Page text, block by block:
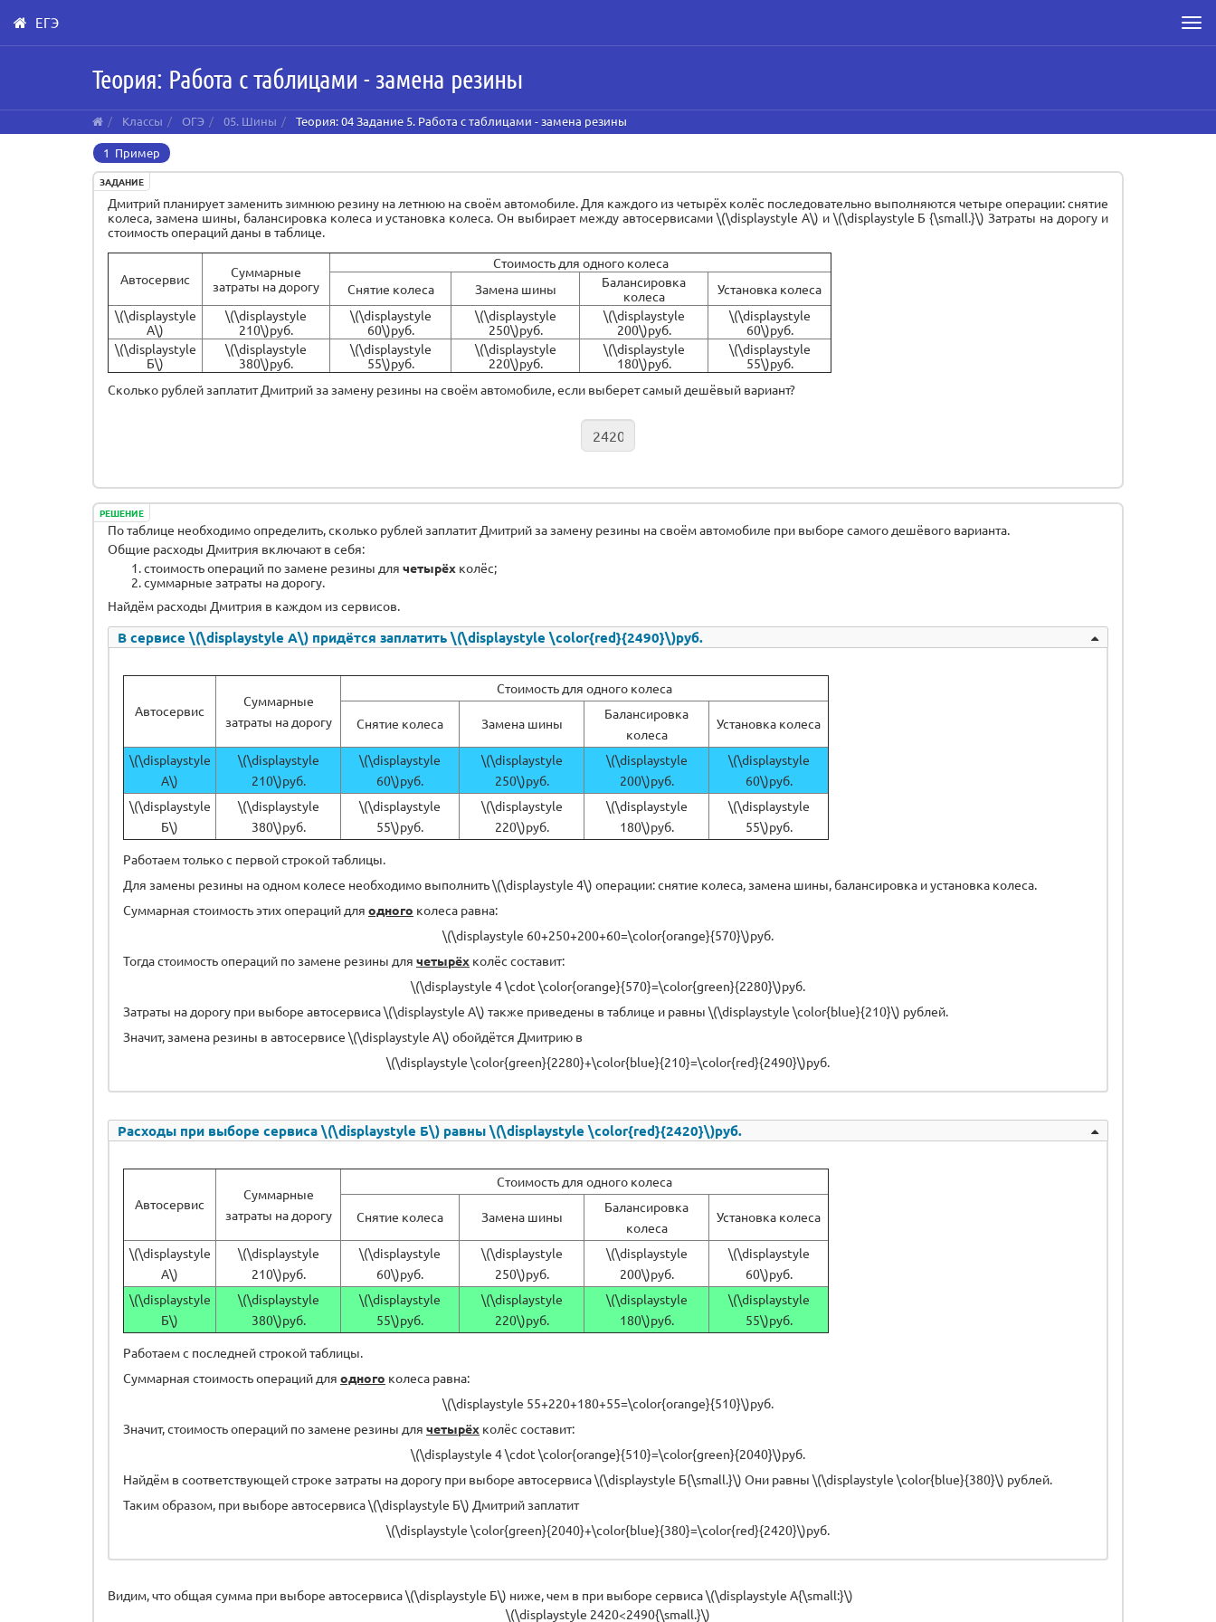
content
ЕГЭ
Теория: Работа с таблицами - замена резины
Классы ОГЭ 05. Шины Теория: 04 Задание 5. Работа с таблицами - замена резины
1 Пример
ЗАДАНИЕ
Дмитрий планирует заменить зимнюю резину на летнюю на своём автомобиле. Для каждого из четырёх колёс последовательно выполняются четыре операции: снятие
колеса, замена шины, балансировка колеса и установка колеса. Он выбирает между автосервисами \(\displaystyle А\) и \(\displaystyle Б {\small.}\) Затраты на дорогу и
стоимость операций даны в таблице.
Автосервис
Суммарные
затраты на дорогу
Стоимость для одного колеса
Снятие колеса
Замена шины
Балансировка
колеса
Установка колеса
\(\displaystyle
А\)
\(\displaystyle
210\)руб.
\(\displaystyle
60\)руб.
\(\displaystyle
250\)руб.
\(\displaystyle
200\)руб.
\(\displaystyle
60\)руб.
\(\displaystyle
Б\)
\(\displaystyle
380\)руб.
\(\displaystyle
55\)руб.
\(\displaystyle
220\)руб.
\(\displaystyle
180\)руб.
\(\displaystyle
55\)руб.
Сколько рублей заплатит Дмитрий за замену резины на своём автомобиле, если выберет самый дешёвый вариант?
РЕШЕНИЕ
По таблице необходимо определить, сколько рублей заплатит Дмитрий за замену резины на своём автомобиле при выборе самого дешёвого варианта.
Общие расходы Дмитрия включают в себя:
стоимость операций по замене резины для четырёх колёс;
суммарные затраты на дорогу.
Найдём расходы Дмитрия в каждом из сервисов.
В сервисе \(\displaystyle А\) придётся заплатить \(\displaystyle \color{red}{2490}\)руб.
Автосервис
Суммарные
затраты на дорогу
Стоимость для одного колеса
Снятие колеса Замена шины
Балансировка
колеса
Установка колеса
\(\displaystyle
А\)
\(\displaystyle
210\)руб.
\(\displaystyle
60\)руб.
\(\displaystyle
250\)руб.
\(\displaystyle
200\)руб.
\(\displaystyle
60\)руб.
\(\displaystyle
Б\)
\(\displaystyle
380\)руб.
\(\displaystyle
55\)руб.
\(\displaystyle
220\)руб.
\(\displaystyle
180\)руб.
\(\displaystyle
55\)руб.
Работаем только с первой строкой таблицы.
Для замены резины на одном колесе необходимо выполнить \(\displaystyle 4\) операции: снятие колеса, замена шины, балансировка и установка колеса.
Суммарная стоимость этих операций для одного колеса равна:
\(\displaystyle 60+250+200+60=\color{orange}{570}\)руб.
Тогда стоимость операций по замене резины для четырёх колёс составит:
\(\displaystyle 4 \cdot \color{orange}{570}=\color{green}{2280}\)руб.
Затраты на дорогу при выборе автосервиса \(\displaystyle А\) также приведены в таблице и равны \(\displaystyle \color{blue}{210}\) рублей.
Значит, замена резины в автосервисе \(\displaystyle А\) обойдётся Дмитрию в
\(\displaystyle \color{green}{2280}+\color{blue}{210}=\color{red}{2490}\)руб.
Расходы при выборе сервиса \(\displaystyle Б\) равны \(\displaystyle \color{red}{2420}\)руб.
Автосервис
Суммарные
затраты на дорогу
Стоимость для одного колеса
Снятие колеса Замена шины
Балансировка
колеса
Установка колеса
\(\displaystyle
А\)
\(\displaystyle
210\)руб.
\(\displaystyle
60\)руб.
\(\displaystyle
250\)руб.
\(\displaystyle
200\)руб.
\(\displaystyle
60\)руб.
\(\displaystyle
Б\)
\(\displaystyle
380\)руб.
\(\displaystyle
55\)руб.
\(\displaystyle
220\)руб.
\(\displaystyle
180\)руб.
\(\displaystyle
55\)руб.
Работаем с последней строкой таблицы.
Суммарная стоимость операций для одного колеса равна:
\(\displaystyle 55+220+180+55=\color{orange}{510}\)руб.
Значит, стоимость операций по замене резины для четырёх колёс составит:
\(\displaystyle 4 \cdot \color{orange}{510}=\color{green}{2040}\)руб.
Найдём в соответствующей строке затраты на дорогу при выборе автосервиса \(\displaystyle Б{\small.}\) Они равны \(\displaystyle \color{blue}{380}\) рублей.
Таким образом, при выборе автосервиса \(\displaystyle Б\) Дмитрий заплатит
\(\displaystyle \color{green}{2040}+\color{blue}{380}=\color{red}{2420}\)руб.
Видим, что общая сумма при выборе автосервиса \(\displaystyle Б\) ниже, чем в при выборе сервиса \(\displaystyle А{\small:}\)
\(\displaystyle 2420<2490{\small.}\)